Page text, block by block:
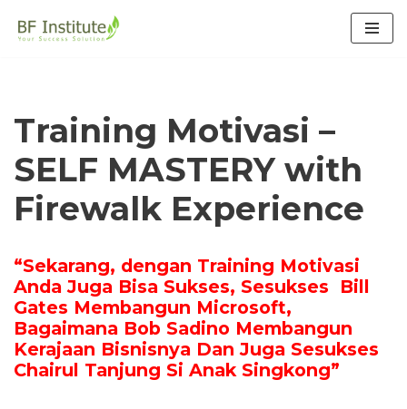
Training Motivasi –
SELF MASTERY with
Firewalk Experience
“Sekarang, dengan Training Motivasi
Anda Juga Bisa Sukses, Sesukses Bill
Gates Membangun Microsoft,
Bagaimana Bob Sadino Membangun
Kerajaan Bisnisnya Dan Juga Sesukses
Chairul Tanjung Si Anak Singkong”